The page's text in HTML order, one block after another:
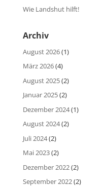
Wie Landshut hilft!
Archiv
August 2026(1)
März 2026(4)
August 2025(2)
Januar 2025(2)
Dezember 2024(1)
August 2024(2)
Juli 2024(2)
Mai 2023(2)
Dezember 2022(2)
September 2022(2)